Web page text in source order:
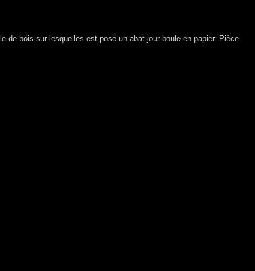
de bois sur lesquelles est posé un abat-jour boule en papier. Pièce